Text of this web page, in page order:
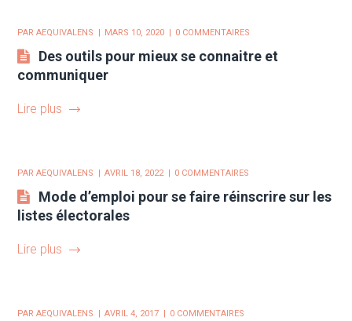
PARAEQUIVALENS MARS 10, 2020 0 COMMENTAIRES
Des outils pour mieux se connaitre et
communiquer
Lire plus
PARAEQUIVALENS AVRIL 18, 2022 0 COMMENTAIRES
Mode d’emploi pour se faire réinscrire sur les
listes électorales
Lire plus
PARAEQUIVALENS AVRIL 4, 2017 0 COMMENTAIRES